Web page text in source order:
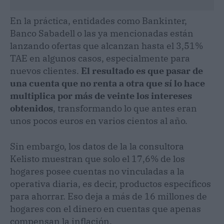
En la práctica, entidades como Bankinter,
Banco Sabadell o las ya mencionadas están
lanzando ofertas que alcanzan hasta el 3,51%
TAE en algunos casos, especialmente para
nuevos clientes. El resultado es que pasar de
una cuenta que no renta a otra que sí lo hace
multiplica por más de veinte los intereses
obtenidos, transformando lo que antes eran
unos pocos euros en varios cientos al año.
Sin embargo, los datos de la la consultora
Kelisto muestran que solo el 17,6% de los
hogares posee cuentas no vinculadas a la
operativa diaria, es decir, productos específicos
para ahorrar. Eso deja a más de 16 millones de
hogares con el dinero en cuentas que apenas
compensan la inflación.